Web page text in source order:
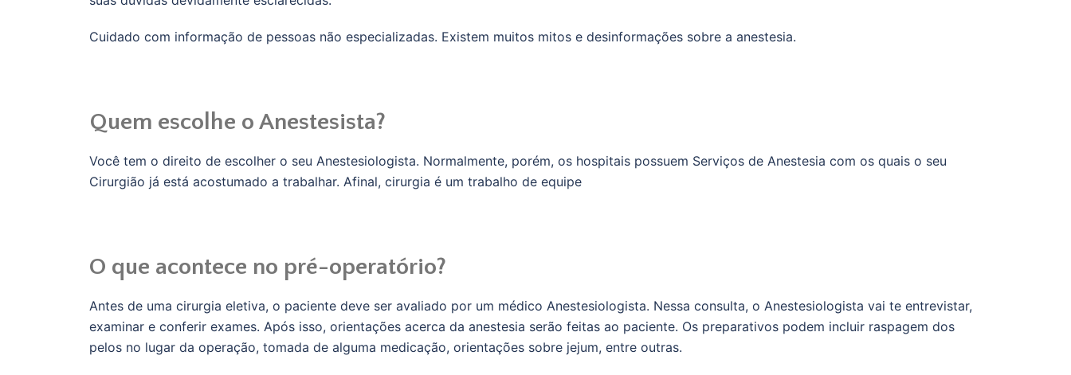
Cuidado com informação de pessoas não especializadas. Existem muitos mitos e desinformações sobre a anestesia.
Quem escolhe o Anestesista?
Você tem o direito de escolher o seu Anestesiologista. Normalmente, porém, os hospitais possuem Serviços de Anestesia com os quais o seu
Cirurgião já está acostumado a trabalhar. Afinal, cirurgia é um trabalho de equipe
O que acontece no pré-operatório?
Antes de uma cirurgia eletiva, o paciente deve ser avaliado por um médico Anestesiologista. Nessa consulta, o Anestesiologista vai te entrevistar,
examinar e conferir exames. Após isso, orientações acerca da anestesia serão feitas ao paciente. Os preparativos podem incluir raspagem dos
pelos no lugar da operação, tomada de alguma medicação, orientações sobre jejum, entre outras.